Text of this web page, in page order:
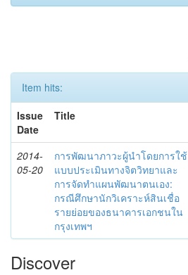
Item hits:
Issue
Date
Title
2014-
05-20
การพัฒนาภาวะผู้นำโดยการใช้
แบบประเมินทางจิตวิทยาและ
การจัดทำแผนพัฒนาตนเอง:
กรณีศึกษานักวิเคราะห์สินเชื่อ
รายย่อยของธนาคารเอกชนใน
กรุงเทพฯ
Discover